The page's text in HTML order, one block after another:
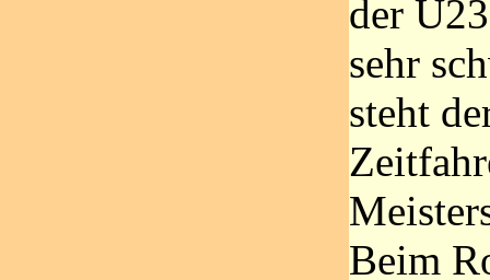
der
sehr
steht
Beim